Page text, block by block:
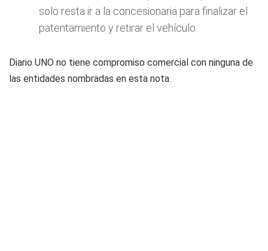
solo resta ir a la concesionaria para finalizar el
patentamiento y retirar el vehículo.
Diario UNO no tiene compromiso comercial con ninguna de
las entidades nombradas en esta nota.